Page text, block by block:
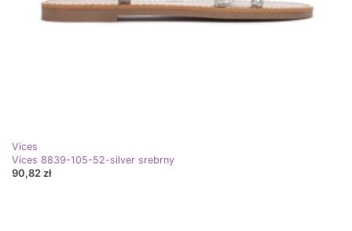
Vices
Vices 8839-105-52-silver srebrny
90,82 zł